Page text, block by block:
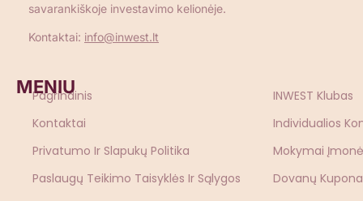
savarankiškoje investavimo kelionėje.
Kontaktai: info@inwest.lt
MENIU
Pagrindinis
Kontaktai
Privatumo Ir Slapukų Politika
Paslaugų Teikimo Taisyklės Ir Sąlygos
INWEST Klubas
Individualios
Mokymai
Dovanų